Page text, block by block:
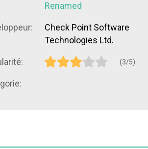
Renamed
Check Point Software
Technologies Ltd.
(3/5)